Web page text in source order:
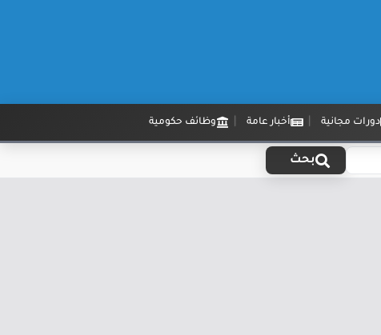
دورات مجانية أخبار عامة وظائف حكومية
بحث